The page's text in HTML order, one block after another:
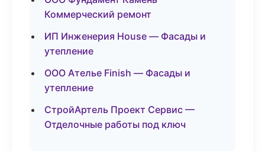
Коммерческий ремонт
ИП Инженерия House — Фасады и
утепление
ООО Ателье Finish — Фасады и
утепление
СтройАртель Проект Сервис —
Отделочные работы под ключ